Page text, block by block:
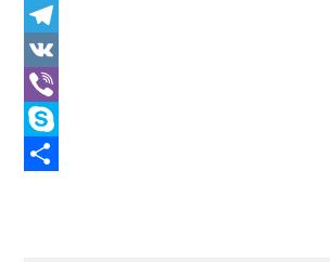
Odnoklassniki
Telegram
VK
Viber
Skype